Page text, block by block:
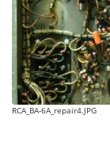
RCA_BA-6A_repair4.JPG